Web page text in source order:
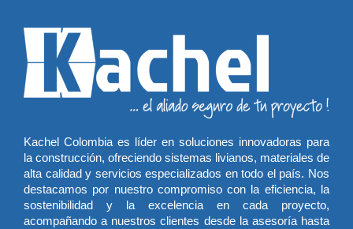
Kachel Colombia es líder en soluciones innovadoras para
la construcción, ofreciendo sistemas livianos, materiales de
alta calidad y servicios especializados en todo el país. Nos
destacamos por nuestro compromiso con la eficiencia, la
sostenibilidad y la excelencia en cada proyecto,
acompañando a nuestros clientes desde la asesoría hasta